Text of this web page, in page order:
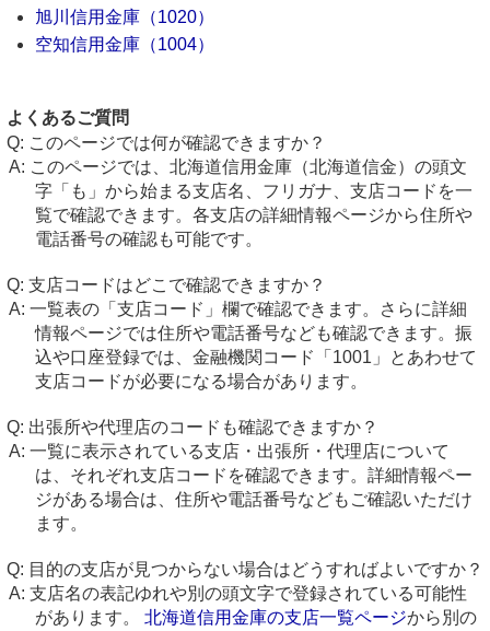
旭川信用金庫（1020）
空知信用金庫（1004）
よくあるご質問
このページでは何が確認できますか？
このページでは、北海道信用金庫（北海道信金）の頭文
字「も」から始まる支店名、フリガナ、支店コードを一
覧で確認できます。各支店の詳細情報ページから住所や
電話番号の確認も可能です。
支店コードはどこで確認できますか？
一覧表の「支店コード」欄で確認できます。さらに詳細
情報ページでは住所や電話番号なども確認できます。振
込や口座登録では、金融機関コード「1001」とあわせて
支店コードが必要になる場合があります。
出張所や代理店のコードも確認できますか？
一覧に表示されている支店・出張所・代理店について
は、それぞれ支店コードを確認できます。詳細情報ペー
ジがある場合は、住所や電話番号などもご確認いただけ
ます。
目的の支店が見つからない場合はどうすればよいですか？
支店名の表記ゆれや別の頭文字で登録されている可能性
があります。 北海道信用金庫の支店一覧ページから別の